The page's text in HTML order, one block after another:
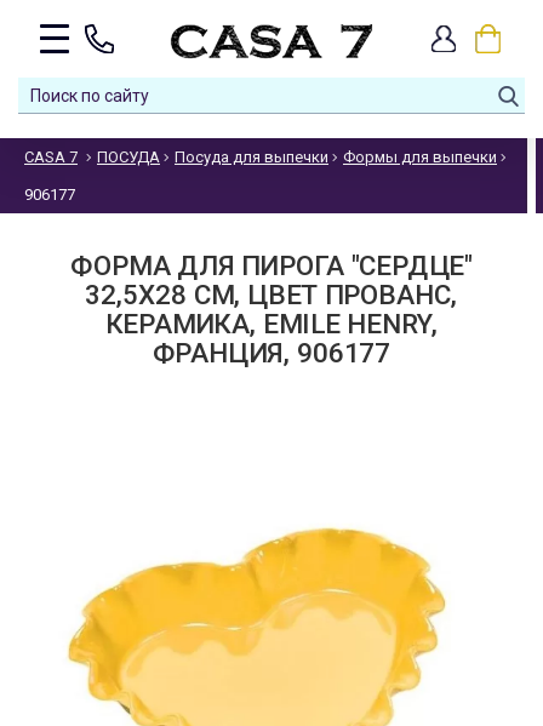
CASA 7 ПОСУДА Посуда для выпечки Формы для выпечки
906177
ФОРМА ДЛЯ ПИРОГА "СЕРДЦЕ"
32,5Х28 СМ, ЦВЕТ ПРОВАНС,
КЕРАМИКА, EMILE HENRY,
ФРАНЦИЯ, 906177